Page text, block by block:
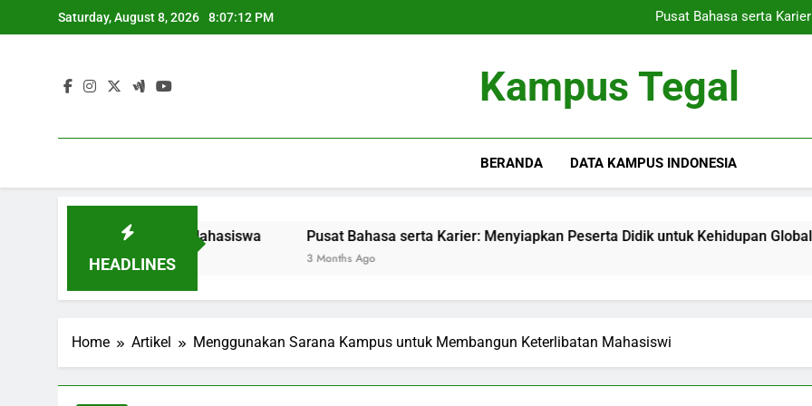
to
Saturday, August 8, 2026 8:07:13 PM
Pusat Bahasa serta
Akreditasi
Pusat Bahasa serta
Akreditasi
Kampus Tegal
BERANDA DATA KAMPUS INDONESIA
HEADLINES
Mahasiswa Pusat Bahasa serta Karier: Menyiapkan Peserta Didik untuk Kehidupan Global
Home Artikel Menggunakan Sarana Kampus untuk Membangun Keterlibatan Mahasiswi